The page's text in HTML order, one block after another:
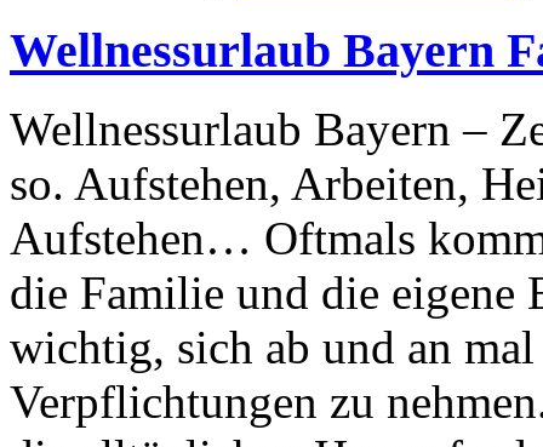
Wellnessurlaub Bayern
Wellnessurlaub Bayern –
so. Aufstehen, Arbeiten,
Aufstehen… Oftmals
die Familie und die eigene
wichtig, sich ab und an
Verpflichtungen zu